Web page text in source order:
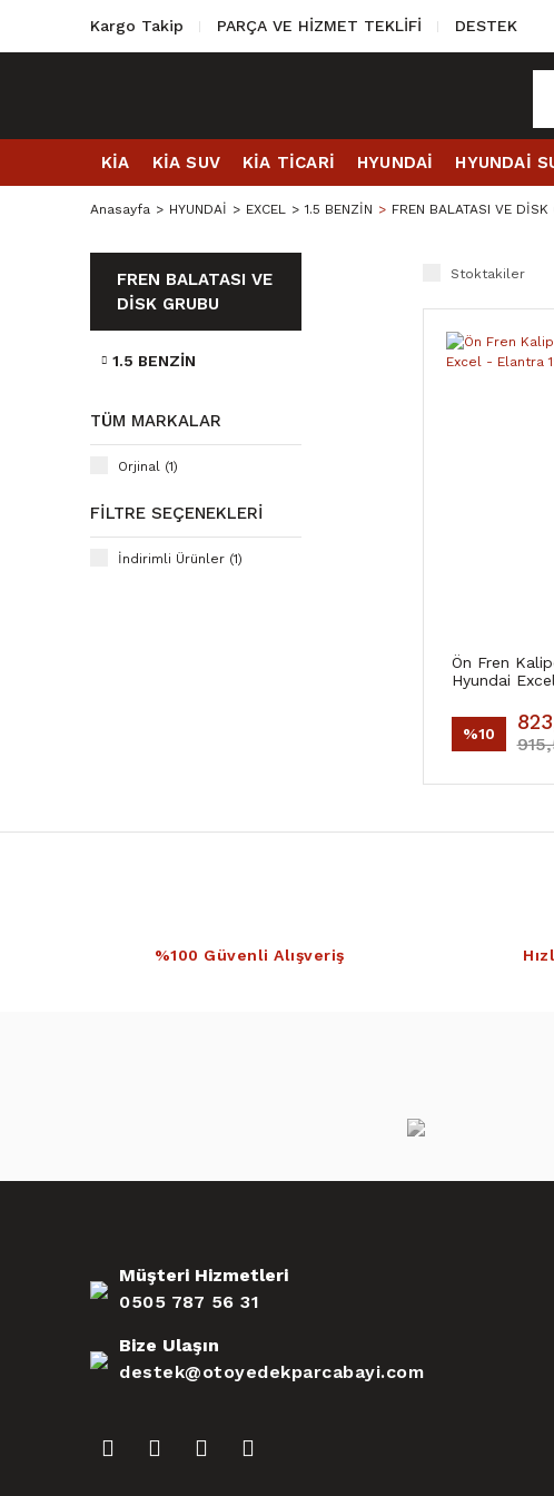
Kargo Takip PARÇA VE HİZMET TEKLİFİ DESTEK
KİA KİA SUV KİA TİCARİ HYUNDAİ HYUNDAİ
Anasayfa HYUNDAİ EXCEL 1.5 BENZİN FREN BALATASI VE DİSK
FREN BALATASI VE
DİSK GRUBU
1.5 BENZİN
TÜM MARKALAR
Orjinal (1)
FILTRE SEÇENEKLERI
İndirimli Ürünler (1)
Stoktakiler
Ön Fren
Hyundai
%10
%100 Güvenli Alışveriş
Müşteri Hizmetleri
0505 787 56 31
Bize Ulaşın
destek@otoyedekparcabayi.com